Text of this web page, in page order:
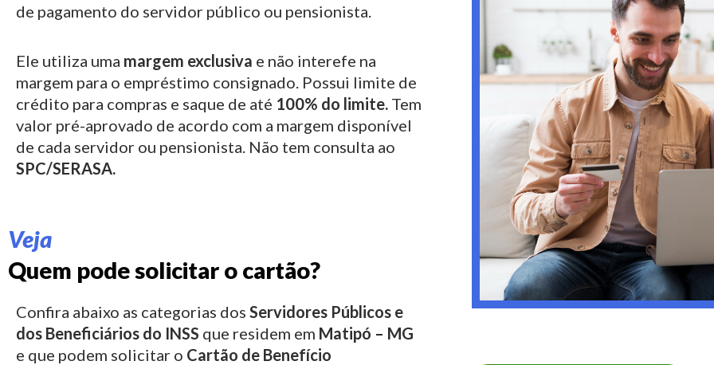
de pagamento do servidor público ou pensionista.
Ele utiliza uma margem exclusiva e não interefe na
margem para o empréstimo consignado. Possui limite de
crédito para compras e saque de até 100% do limite. Tem
valor pré-aprovado de acordo com a margem disponível
de cada servidor ou pensionista. Não tem consulta ao
SPC/SERASA.
Veja
Quem pode solicitar o cartão?
Confira abaixo as categorias dos Servidores Públicos e
dos Beneficiários do INSS que residem em Matipó – MG
e que podem solicitar o Cartão de Benefício